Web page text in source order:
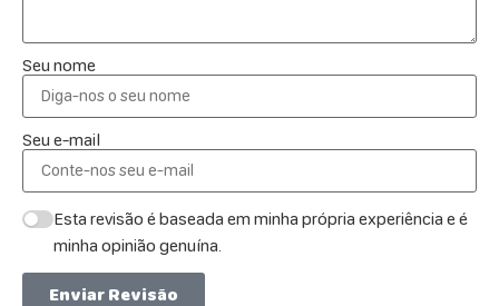
Seu nome
Seu e-mail
Esta revisão é baseada em minha própria experiência e é
minha opinião genuína.
Enviar Revisão